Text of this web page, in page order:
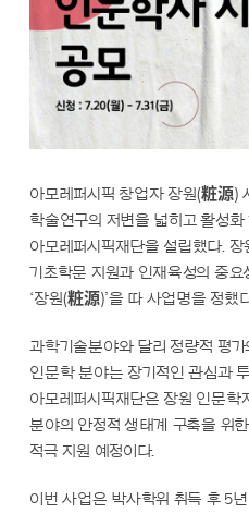
아모레퍼시픽 창업자 장원(粧源)
학술연구의 저변을 넓히고 활성
아모레퍼시픽재단을 설립했다. 장
기초학문 지원과 인재육성의 중요
‘장원(粧源)’을 따 사업명을 정했
과학기술분야와 달리 정량적 평
인문학 분야는 장기적인 관심과
아모레퍼시픽재단은 장원 인문학
분야의 안정적 생태계 구축을 위
적극 지원 예정이다.
이번 사업은 박사학위 취득 후 5